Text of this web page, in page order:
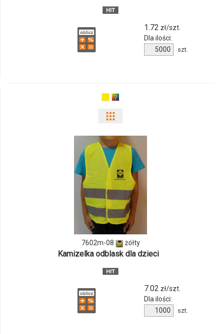
152079c
1.72 zł/szt.
Dla ilości:
Ilość
produktu
szt.
odmiany
i
ilości
produktu
7602m-
08
7602m-08 żółty
Kamizelka odblask dla dzieci
7.02 zł/szt.
Dla ilości:
Ilość
produktu
szt.